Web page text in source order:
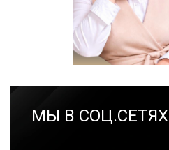
МЫ В СОЦ.СЕТЯХ